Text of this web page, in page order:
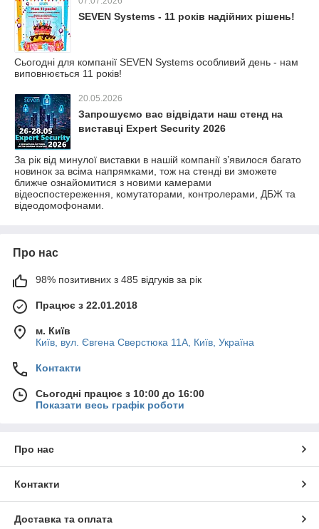
SEVEN Systems - 11 років надійних рішень!
Сьогодні для компанії SEVEN Systems особливий день - нам
виповнюється 11 років!
20.05.2026
Запрошуємо вас відвідати наш стенд на
виставці Expert Security 2026
За рік від минулої виставки в нашій компанії з’явилося багато
новинок за всіма напрямками, тож на стенді ви зможете
ближче ознайомитися з новими камерами
відеоспостереження, комутаторами, контролерами, ДБЖ та
відеодомофонами.
Про нас
98% позитивних з 485 відгуків за рік
Працює з 22.01.2018
м. Київ
Київ, вул. Євгена Сверстюка 11А, Київ, Україна
Контакти
Сьогодні працює з 10:00 до 16:00
Показати весь графік роботи
Про нас
Контакти
Доставка та оплата